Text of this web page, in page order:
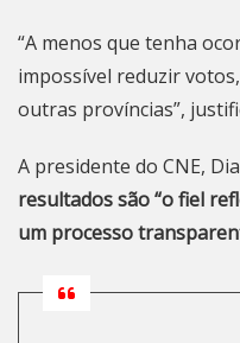
“A menos que tenha
impossível reduzir
outras províncias”,
A presidente do CNE,
resultados são “o fiel
um processo